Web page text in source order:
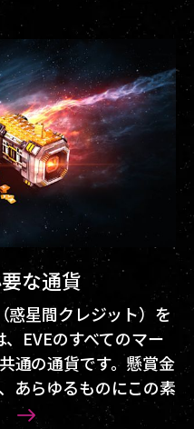
な通貨
惑星間クレジット）を
EVEのすべてのマー
通の通貨です。懸賞金
あらゆるものにこの素